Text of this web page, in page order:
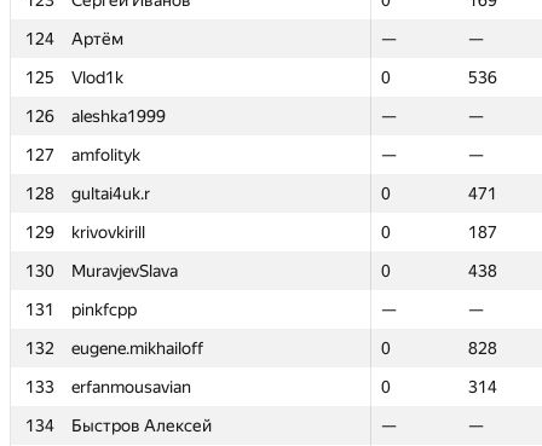
124
Артём —
—
125
Vlod1k 0
536
126
aleshka1999 —
—
127
amfolityk —
—
128
gultai4uk.r 0
471
129
krivovkirill 0
187
130
MuravjevSlava 0
438
131
pinkfcpp —
—
132
eugene.mikhailoff 0
828
133
erfanmousavian 0
314
134
Быстров Алексей —
—
124
Артём —
—
125
Vlod1k 0
536
126
aleshka1999 —
—
127
amfolityk —
—
128
gultai4uk.r 0
471
129
krivovkirill 0
187
130
MuravjevSlava 0
438
131
pinkfcpp —
—
132
eugene.mikhailoff 0
828
133
erfanmousavian 0
314
134
Быстров Алексей —
—